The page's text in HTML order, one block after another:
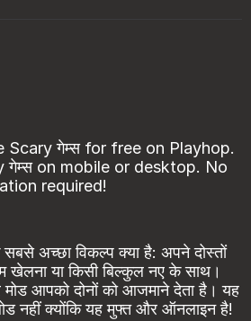
Scary गेम्स for free on Playhop.
गेम्स on mobile or desktop. No
required!
अच्छा विकल्प क्या है: अपने दोस्तों
या किसी बिल्कुल नए के साथ।
मोड आपको दोनों को आजमाने देता है। यह
नहीं क्योंकि यह मुफ्त और ऑनलाइन है!